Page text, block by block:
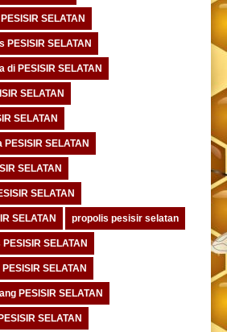
SELATAN
PESISIR SELATAN
PESISIR SELATAN
SELATAN
SELATAN
SELATAN
SELATAN
SELATAN
SELATAN propolis pesisir selatan
SELATAN
SELATAN
PESISIR SELATAN
SELATAN